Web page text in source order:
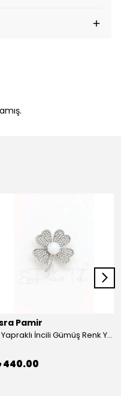
Pamir
4 Yapraklı İncili Gümüş Renk Yonca Broş
440.00